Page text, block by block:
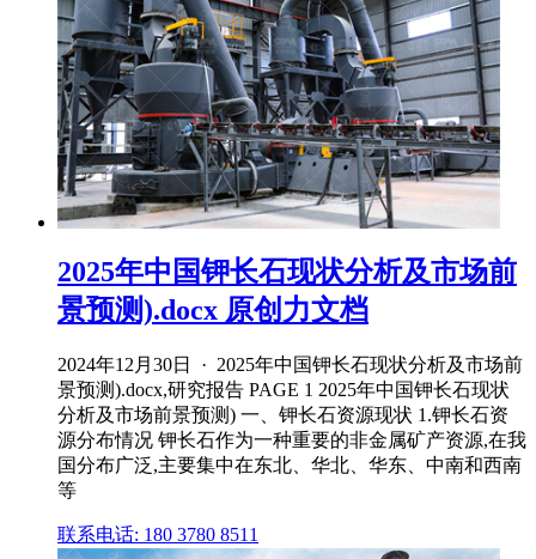
2025年中国钾长石现状分析及市场前
景预测).docx 原创力文档
2024年12月30日 · 2025年中国钾长石现状分析及市场前
景预测).docx,研究报告 PAGE 1 2025年中国钾长石现状
分析及市场前景预测) 一、钾长石资源现状 1.钾长石资
源分布情况 钾长石作为一种重要的非金属矿产资源,在我
国分布广泛,主要集中在东北、华北、华东、中南和西南
等
联系电话: 180 3780 8511